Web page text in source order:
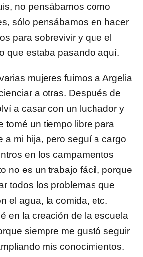
no pensábamos como
sólo pensábamos en hacer
para sobrevivir y que el
que estaba pasando aquí.
mujeres fuimos a Argelia
a otras. Después de
a casar con un luchador y
tomé un tiempo libre para
a mi hija, pero seguí a cargo
en los campamentos
no es un trabajo fácil, porque
todos los problemas que
el agua, la comida, etc.
en la creación de la escuela
siempre me gustó seguir
mis conocimientos.